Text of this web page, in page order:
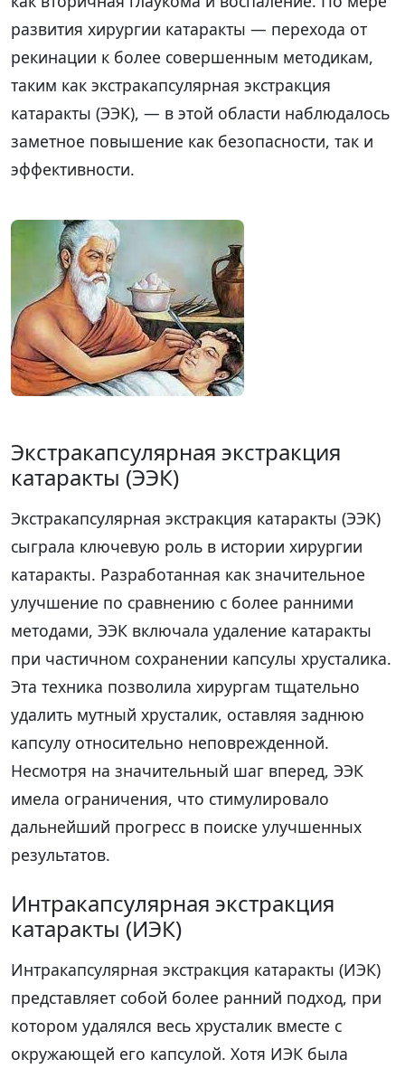
развития хирургии катаракты — перехода от
рекинации к более совершенным методикам,
таким как экстракапсулярная экстракция
катаракты (ЭЭК), — в этой области наблюдалось
заметное повышение как безопасности, так и
эффективности.
Экстракапсулярная экстракция
катаракты (ЭЭК)
Экстракапсулярная экстракция катаракты (ЭЭК)
сыграла ключевую роль в истории хирургии
катаракты. Разработанная как значительное
улучшение по сравнению с более ранними
методами, ЭЭК включала удаление катаракты
при частичном сохранении капсулы хрусталика.
Эта техника позволила хирургам тщательно
удалить мутный хрусталик, оставляя заднюю
капсулу относительно неповрежденной.
Несмотря на значительный шаг вперед, ЭЭК
имела ограничения, что стимулировало
дальнейший прогресс в поиске улучшенных
результатов.
Интракапсулярная экстракция
катаракты (ИЭК)
Интракапсулярная экстракция катаракты (ИЭК)
представляет собой более ранний подход, при
котором удалялся весь хрусталик вместе с
окружающей его капсулой. Хотя ИЭК была